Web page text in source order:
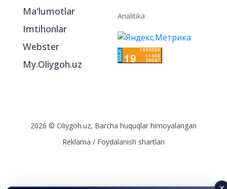
Ma'lumotlar
Imtihonlar
Webster
My.Oliygoh.uz
Analitika
2026 © Oliygoh.uz, Barcha huquqlar himoyalangan
Reklama / Foydalanish shartlari